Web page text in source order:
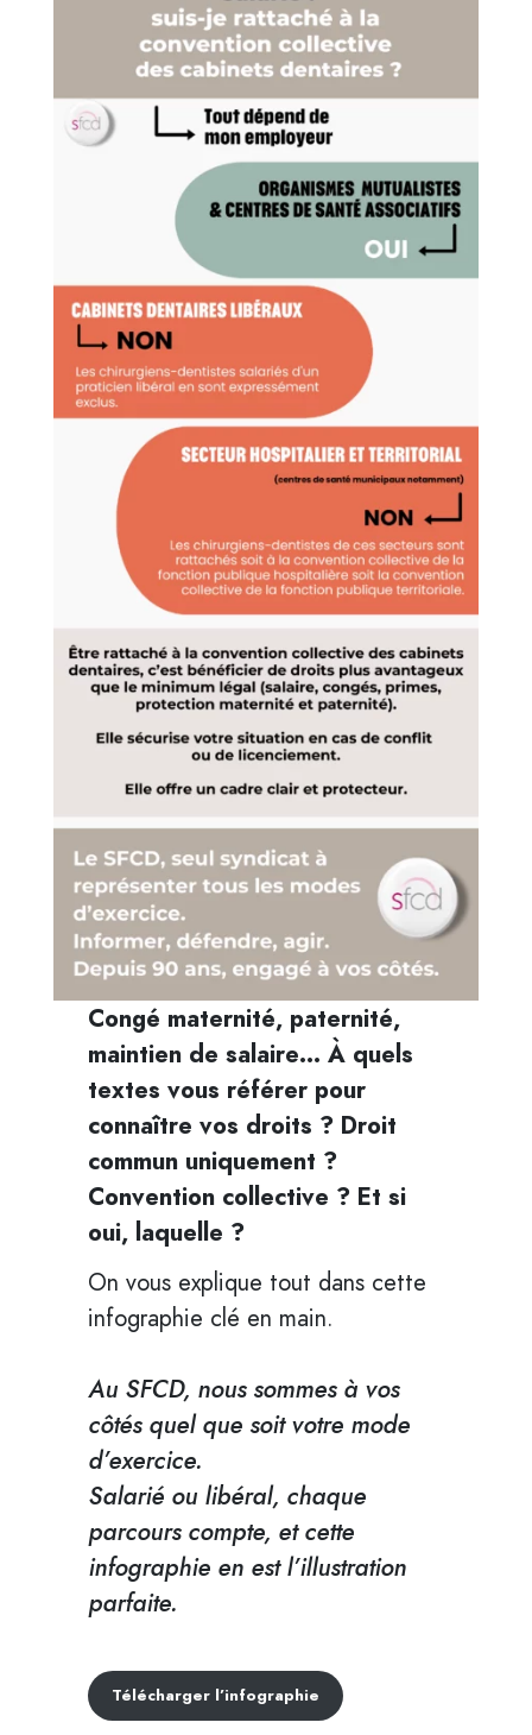
Congé maternité, paternité,
maintien de salaire… À quels
textes vous référer pour
connaître vos droits ? Droit
commun uniquement ?
Convention collective ? Et si
oui, laquelle ?
On vous explique tout dans cette
infographie clé en main.
Au SFCD, nous sommes à vos
côtés quel que soit votre mode
d’exercice.
Salarié ou libéral, chaque
parcours compte, et cette
infographie en est l’illustration
parfaite.
Télécharger l’infographie